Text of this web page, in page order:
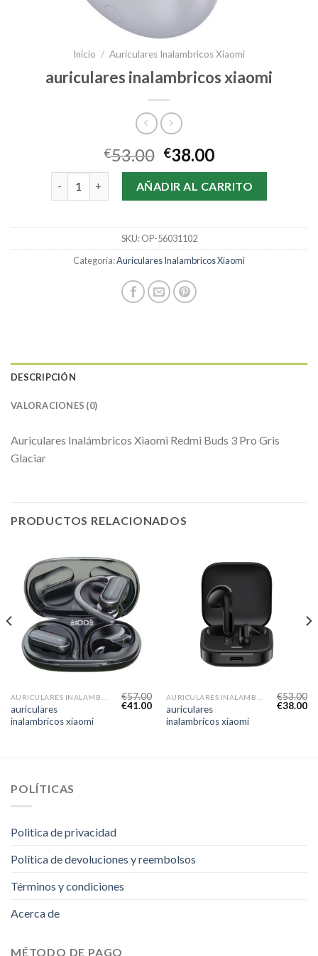
Inicio / Auriculares Inalambricos Xiaomi
auriculares inalambricos xiaomi
€53.00 €38.00
auriculares inalambricos xiaomi cantidad
AÑADIR AL CARRITO
SKU:OP-56031102
Categoría:Auriculares Inalambricos Xiaomi
DESCRIPCIÓN
VALORACIONES (0)
Auriculares Inalámbricos Xiaomi Redmi Buds 3 Pro Gris
Glaciar
PRODUCTOS RELACIONADOS
auriculares
inalambricos xiaomi
€57.00
€41.00
auriculares
inalambricos xiaomi
€53.00
€38.00
POLÍTICAS
Politica de privacidad
Política de devoluciones y reembolsos
Términos y condiciones
Acerca de
MÉTODO DE PAGO